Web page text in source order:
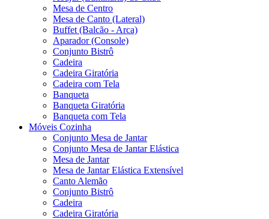
Mesa de Centro
Mesa de Canto (Lateral)
Buffet (Balcão - Arca)
Aparador (Console)
Conjunto Bistrô
Cadeira
Cadeira Giratória
Cadeira com Tela
Banqueta
Banqueta Giratória
Banqueta com Tela
Móveis Cozinha
Conjunto Mesa de Jantar
Conjunto Mesa de Jantar Elástica
Mesa de Jantar
Mesa de Jantar Elástica Extensível
Canto Alemão
Conjunto Bistrô
Cadeira
Cadeira Giratória